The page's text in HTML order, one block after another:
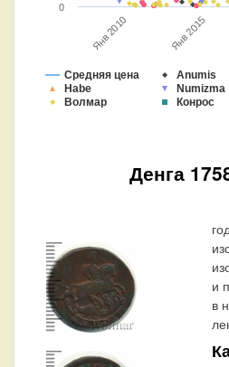
Средняя цена Anumis
Habe
Numizma
Волмар
Конрос
Янв 2010 Янв 2015
0
Денга
и
в